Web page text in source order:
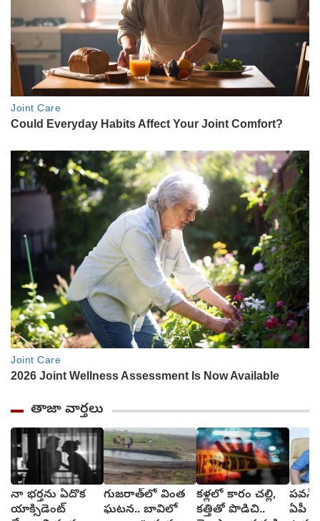
తాజా వార్తలు
నా భర్తను ఏదొక
యాక్సిడెంట్
గుజరాత్‌లో వింత
ఘటన.. బావిలో
కళ్లలో కారం చల్లి,
కత్తితో పొడిచి..
పవన్
ఏపీ